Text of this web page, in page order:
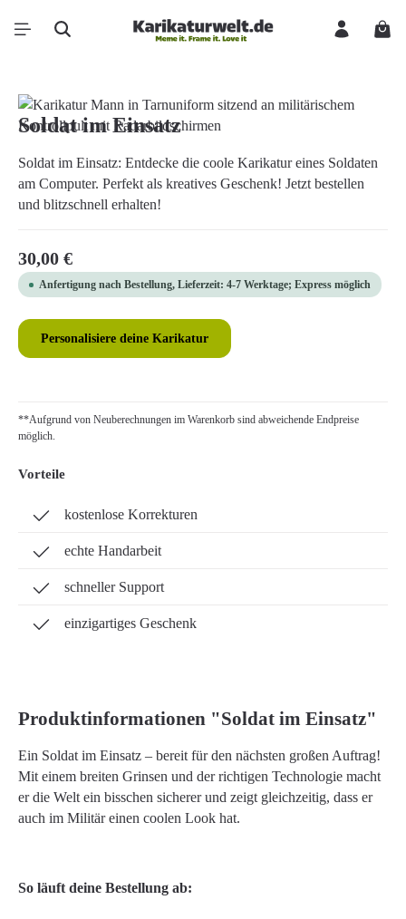
Zum Hauptinhalt springen
Bildergalerie überspringen
Soldat im Einsatz
Soldat im Einsatz: Entdecke die coole Karikatur eines Soldaten
am Computer. Perfekt als kreatives Geschenk! Jetzt bestellen
und blitzschnell erhalten!
Regulärer Preis:
30,00 €
Anfertigung nach Bestellung, Lieferzeit: 4-7 Werktage; Express möglich
Personalisiere deine Karikatur
**Aufgrund von Neuberechnungen im Warenkorb sind abweichende Endpreise
möglich.
Vorteile
kostenlose Korrekturen
echte Handarbeit
schneller Support
einzigartiges Geschenk
Produktinformationen "Soldat im Einsatz"
Ein Soldat im Einsatz – bereit für den nächsten großen Auftrag!
Mit einem breiten Grinsen und der richtigen Technologie macht
er die Welt ein bisschen sicherer und zeigt gleichzeitig, dass er
auch im Militär einen coolen Look hat.
So läuft deine Bestellung ab: